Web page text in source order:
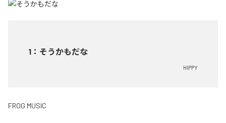
1 ： そうかもだな
HIPPY
FROG MUSIC